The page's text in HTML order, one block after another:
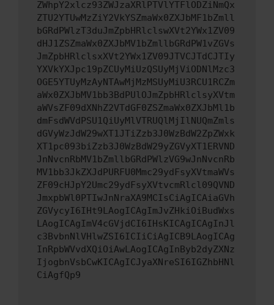
ZWhpY2xlcz93ZWJzaXRlPTVlYTFlODZiNmQx
ZTU2YTUwMzZiY2VkYSZmaWx0ZXJbMF1bZmll
bGRdPWlzT3duJmZpbHRlclswXVt2YWx1ZV09
dHJ1ZSZmaWx0ZXJbMV1bZmllbGRdPW1vZGVs
JmZpbHRlclsxXVt2YWx1ZV09JTVCJTdCJTIy
YXVkYXJpc19pZCUyMiUzQSUyMjViODNlMzc3
OGE5YTUyMzAyNTAwMjMzMSUyMiU3RCU1RCZm
aWx0ZXJbMV1bb3BdPUlOJmZpbHRlclsyXVtm
aWVsZF09dXNhZ2VTdGF0ZSZmaWx0ZXJbMl1b
dmFsdWVdPSU1QiUyMlVTRUQlMjIlNUQmZmls
dGVyWzJdW29wXT1JTiZzb3J0WzBdW2ZpZWxk
XT1pc093biZzb3J0WzBdW29yZGVyXT1ERVND
JnNvcnRbMV1bZmllbGRdPWlzVG9wJnNvcnRb
MV1bb3JkZXJdPURFU0Mmc29ydFsyXVtmaWVs
ZF09cHJpY2Umc29ydFsyXVtvcmRlcl09QVND
JmxpbWl0PTIwJnNraXA9MCIsCiAgICAiaGVh
ZGVycyI6IHt9LAogICAgImJvZHkiOiBudWxs
LAogICAgImV4cGVjdCI6IHsKICAgICAgInJl
c3BvbnNlVHlwZSI6ICIiCiAgICB9LAogICAg
InRpbWVvdXQiOiAwLAogICAgInByb2dyZXNz
IjogbnVsbCwKICAgICJyaXNreSI6IGZhbHNl
CiAgfQp9